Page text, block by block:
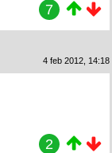
7
4 feb 2012, 14:18
2